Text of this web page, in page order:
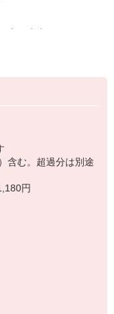
はありません。
ンスストレッチ」
につけることができ
お客様と1対1で向き合
醍醐味。
！」といった感動を
が集まっています 。
業務確認
含む。超過分は別途
円